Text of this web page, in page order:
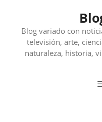
contenidoBlog variado con
televisión, arte,
naturaleza, historia,